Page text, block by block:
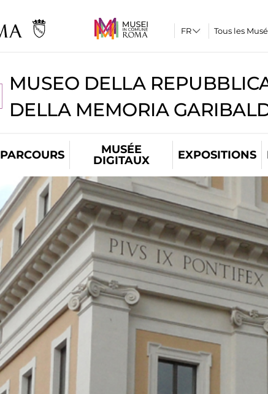
Tous les
MUSEO DELLA
DELLA MEMORIA
PARCOURS
MUSÉE
DIGITAUX
EXPOSITIONS